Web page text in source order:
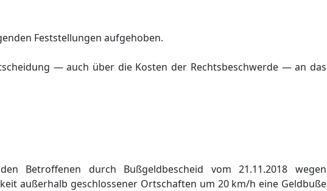
Feststellungen aufgehoben.
— auch über die Kosten der Rechtsbeschwerde — an das
Betroffenen durch Bußgeldbescheid vom 21.11.2018 wegen
außerhalb geschlossener Ortschaften um 20 km/h eine Geldbuße